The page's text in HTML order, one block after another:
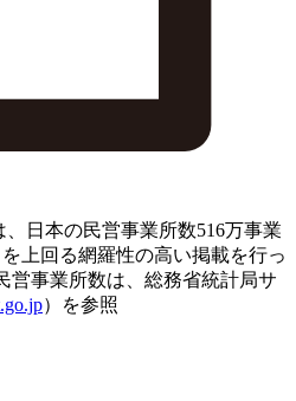
日本の民営事業所数516万事業
上回る網羅性の高い掲載を行っ
営事業所数は、総務省統計局サ
）を参照